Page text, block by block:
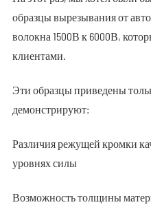
образцы вырезывания от
волокна 1500В к 6000В,
клиентами.
Эти образцы приведены
демонстрируют:
Различия режущей кромки
уровнях силы
Возможность толщины